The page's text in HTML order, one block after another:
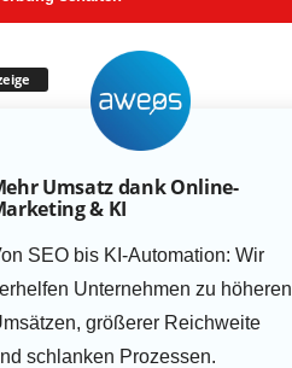
Umsatz dank Online-
& KI
SEO bis KI-Automation: Wir
Unternehmen zu höheren
größerer Reichweite
schlanken Prozessen.